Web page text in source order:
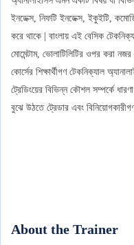
ইনডেক্স, নিফটি ইনডেক্স, ইকুইটি,
করে থাকে | বাংলায় এই বেসিক
মোমেন্টাম, ভোলাটিলিটির ওপর করা নজর
কোর্সের শিক্ষার্থীগণ টেকনিক্যাল
ট্রেডিংয়ের বিভিন্ন কৌশল সম্পর্কে
বুঝে উঠতে ট্রেডার এবং
About the Trainer